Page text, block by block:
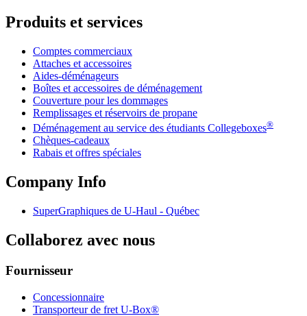
Produits et services
Comptes commerciaux
Attaches et accessoires
Aides-déménageurs
Boîtes et accessoires de déménagement
Couverture pour les dommages
Remplissages et réservoirs de propane
Déménagement au service des étudiants Collegeboxes®
Chèques-cadeaux
Rabais et offres spéciales
Company Info
SuperGraphiques de U-Haul - Québec
Collaborez avec nous
Fournisseur
Concessionnaire
Transporteur de fret U-Box®